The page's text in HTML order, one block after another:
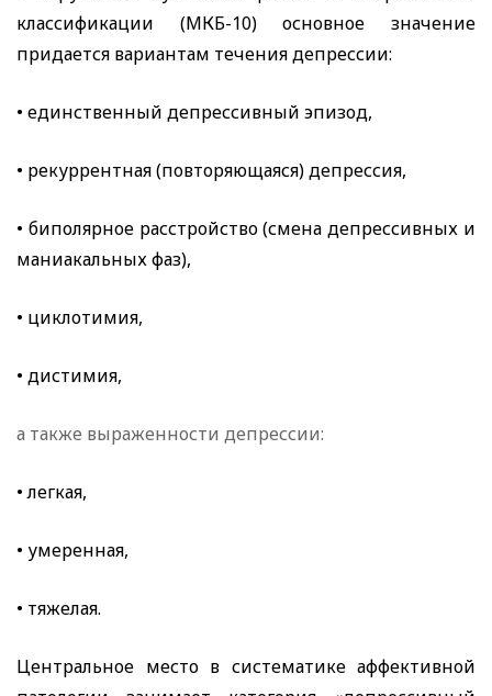
классификации (МКБ-10) основное значение
придается вариантам течения депрессии:
• единственный депрессивный эпизод,
• рекуррентная (повторяющаяся) депрессия,
• биполярное расстройство (смена депрессивных и
маниакальных фаз),
• циклотимия,
• дистимия,
а также выраженности депрессии:
• легкая,
• умеренная,
• тяжелая.
Центральное место в систематике аффективной